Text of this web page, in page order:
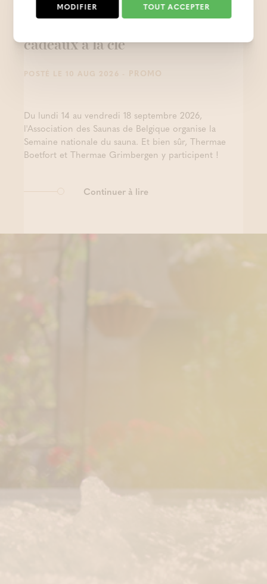
Semaine nationale du sauna : du
cadeaux à la clé
POSTÉ LE 10 AUG 2026 - PROMO
Du lundi 14 au vendredi 18 septembre 2026,
l'Association des Saunas de Belgique organise la
Semaine nationale du sauna. Et bien sûr, Thermae
Boetfort et Thermae Grimbergen y participent !
Continuer à lire
MODIFIER TOUT ACCEPTER